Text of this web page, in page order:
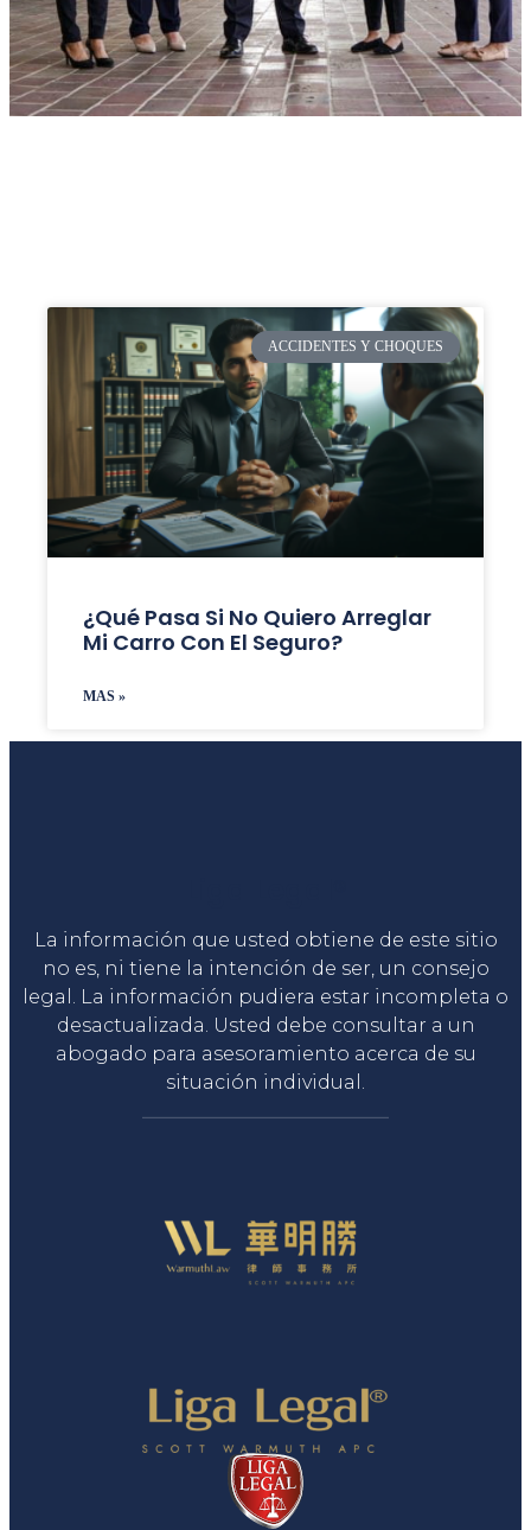
ACCIDENTES Y CHOQUES
¿Qué Pasa Si No Quiero Arreglar
Mi Carro Con El Seguro?
MAS »
La información que usted obtiene de este sitio
no es, ni tiene la intención de ser, un consejo
legal. La información pudiera estar incompleta o
desactualizada. Usted debe consultar a un
abogado para asesoramiento acerca de su
situación individual.